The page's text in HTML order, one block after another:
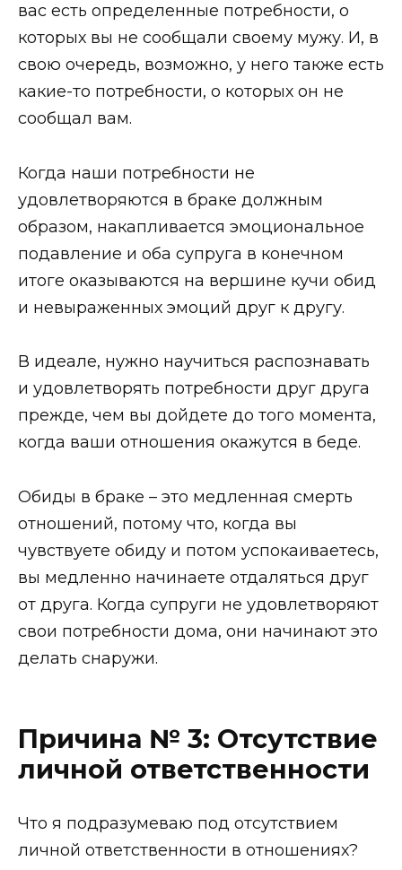
вас есть определенные потребности, о
которых вы не сообщали своему мужу. И, в
свою очередь, возможно, у него также есть
какие-то потребности, о которых он не
сообщал вам.
Когда наши потребности не
удовлетворяются в браке должным
образом, накапливается эмоциональное
подавление и оба супруга в конечном
итоге оказываются на вершине кучи обид
и невыраженных эмоций друг к другу.
В идеале, нужно научиться распознавать
и удовлетворять потребности друг друга
прежде, чем вы дойдете до того момента,
когда ваши отношения окажутся в беде.
Обиды в браке – это медленная смерть
отношений, потому что, когда вы
чувствуете обиду и потом успокаиваетесь,
вы медленно начинаете отдаляться друг
от друга. Когда супруги не удовлетворяют
свои потребности дома, они начинают это
делать снаружи.
Причина № 3: Отсутствие
личной ответственности
Что я подразумеваю под отсутствием
личной ответственности в отношениях?